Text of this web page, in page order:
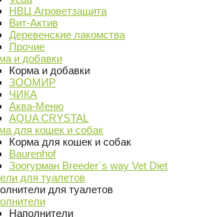
НВЦ Агроветзащита
Вит-Актив
Деревенские лакомства
Прочие
и добавки
Корма и добавки
ЗООМИР
ЧИКА
Аква-Меню
AQUA CRYSTAL
для кошек и собак
Корма для кошек и собак
Baurenhof
Зоогурман Breeder`s way Vet Diet
для туалетов
для туалетов
Наполнители